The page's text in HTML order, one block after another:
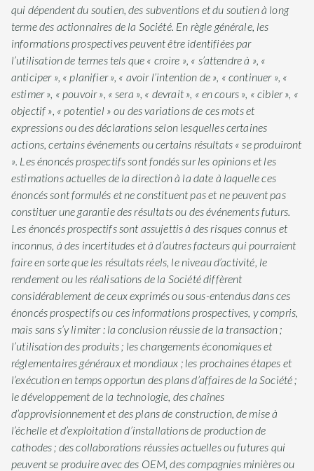
qui dépendent du soutien, des subventions et du soutien à long
terme des actionnaires de la Société. En règle générale, les
informations prospectives peuvent être identifiées par
l’utilisation de termes tels que « croire », « s’attendre à », «
anticiper », « planifier », « avoir l’intention de », « continuer », «
estimer », « pouvoir », « sera », « devrait », « en cours », « cibler », «
objectif », « potentiel » ou des variations de ces mots et
expressions ou des déclarations selon lesquelles certaines
actions, certains événements ou certains résultats « se produiront
». Les énoncés prospectifs sont fondés sur les opinions et les
estimations actuelles de la direction à la date à laquelle ces
énoncés sont formulés et ne constituent pas et ne peuvent pas
constituer une garantie des résultats ou des événements futurs.
Les énoncés prospectifs sont assujettis à des risques connus et
inconnus, à des incertitudes et à d’autres facteurs qui pourraient
faire en sorte que les résultats réels, le niveau d’activité, le
rendement ou les réalisations de la Société diffèrent
considérablement de ceux exprimés ou sous-entendus dans ces
énoncés prospectifs ou ces informations prospectives, y compris,
mais sans s’y limiter : la conclusion réussie de la transaction ;
l’utilisation des produits ; les changements économiques et
réglementaires généraux et mondiaux ; les prochaines étapes et
l’exécution en temps opportun des plans d’affaires de la Société ;
le développement de la technologie, des chaînes
d’approvisionnement et des plans de construction, de mise à
l’échelle et d’exploitation d’installations de production de
cathodes ; des collaborations réussies actuelles ou futures qui
peuvent se produire avec des OEM, des compagnies minières ou